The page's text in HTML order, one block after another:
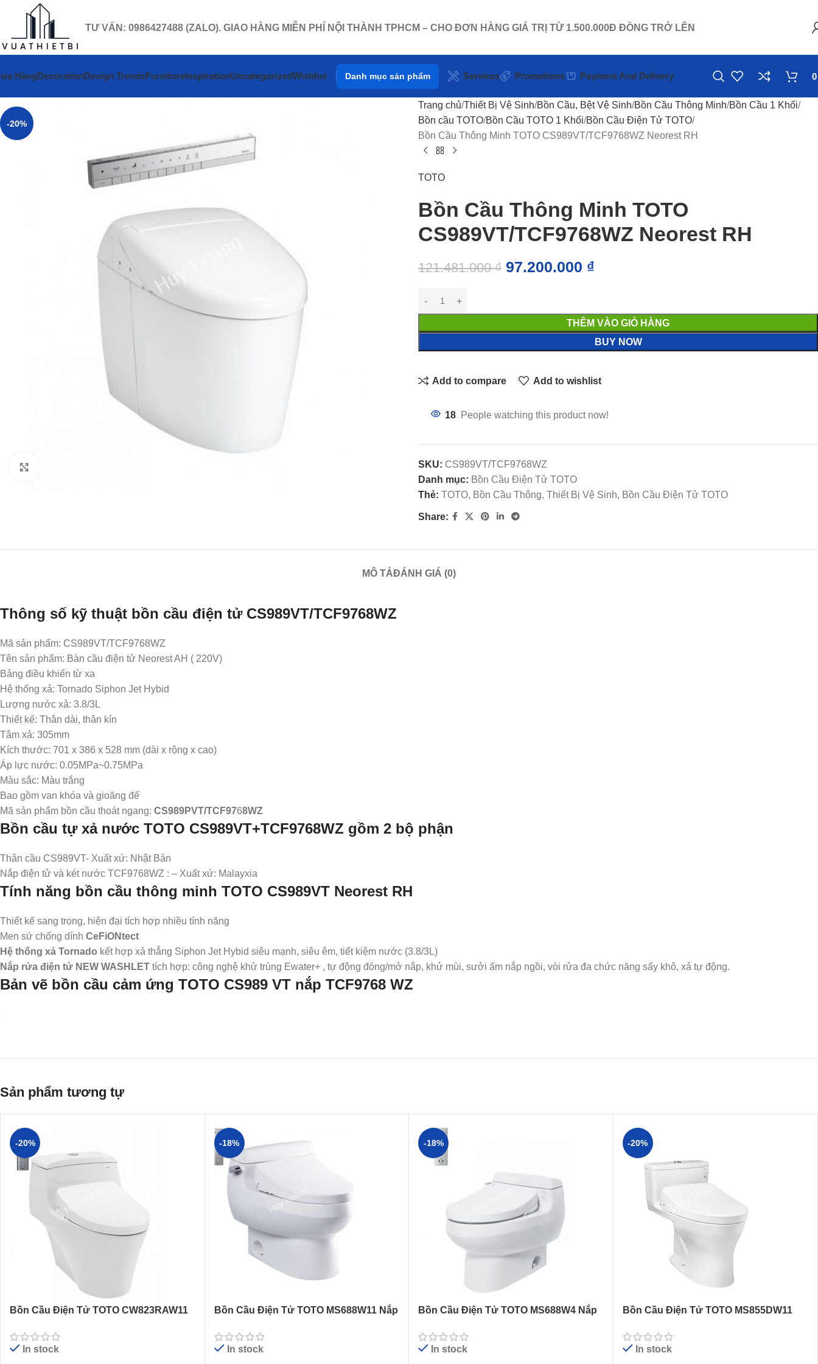
TƯ VẤN: 0986427488 (ZALO). GIAO HÀNG MIỄN PHÍ NỘI THÀNH TPHCM – CHO ĐƠN HÀNG GIÁ TRỊ TỪ 1.500.000Đ ĐỒNG TRỞ LÊN
HàngDecorationDesign TrendsFurnitureInspirationUncategorizedWishlist Danh mục sản phẩm Services Promotions Payment And Delivery
-20%
Trang chủ Thiết Bị Vệ Sinh Bồn Cầu, Bệt Vệ Sinh Bồn Cầu Thông Minh Bồn Cầu 1 Khối
Bồn cầu TOTO Bồn Cầu TOTO 1 Khối Bồn Cầu Điện Tử TOTO
Bồn Cầu Thông Minh TOTO CS989VT/TCF9768WZ Neorest RH
TOTO
Bồn Cầu Thông Minh TOTO
CS989VT/TCF9768WZ Neorest RH
121.481.000₫ 97.200.000 ₫
THÊM VÀO GIỎ HÀNG
BUY NOW
Add to compare Add to wishlist
18 People watching this product now!
SKU: CS989VT/TCF9768WZ
Danh mục: Bồn Cầu Điện Tử TOTO
Thẻ: TOTO, Bồn Cầu Thông, Thiết Bị Vệ Sinh, Bồn Cầu Điện Tử TOTO
Share:
MÔ TẢĐÁNH GIÁ (0)
Thông số kỹ thuật bồn cầu điện tử CS989VT/TCF9768WZ
Mã sản phẩm: CS989VT/TCF9768WZ
Tên sản phẩm: Bàn cầu điện tử Neorest AH ( 220V)
Bảng điều khiển từ xa
Hệ thống xả: Tornado Siphon Jet Hybid
Lượng nước xả: 3.8/3L
Thiết kế: Thân dài, thân kín
Tâm xả: 305mm
Kích thước: 701 x 386 x 528 mm (dài x rộng x cao)
Áp lực nước: 0.05MPa~0.75MPa
Màu sắc: Màu trắng
Bao gồm van khóa và gioăng đế
Mã sản phẩm bồn cầu thoát ngang: CS989PVT/TCF9768WZ
Bồn cầu tự xả nước TOTO CS989VT+TCF9768WZ gồm 2 bộ phận
Thân cầu CS989VT- Xuất xứ: Nhật Bản
Nắp điện tử và két nước TCF9768WZ : – Xuất xứ: Malayxia
Tính năng bồn cầu thông minh TOTO CS989VT Neorest RH
Thiết kế sang trọng, hiện đại tích hợp nhiều tính năng
Men sứ chống dính CeFiONtect
Hệ thống xả Tornado kết hợp xả thẳng Siphon Jet Hybid siêu mạnh, siêu êm, tiết kiệm nước (3.8/3L)
Nắp rửa điện tử NEW WASHLET tích hợp: công nghệ khử trùng Ewater+ , tự động đóng/mở nắp, khử mùi, sưởi ấm nắp ngồi, vòi rửa đa chức năng sấy khô, xả tự động.
Bản vẽ bồn cầu cảm ứng TOTO CS989 VT nắp TCF9768 WZ
Sản phẩm tương tự
-20%
Bồn Cầu Điện Tử TOTO CW823RAW11
In stock
-18%
Bồn Cầu Điện Tử TOTO MS688W11 Nắp
In stock
-18%
Bồn Cầu Điện Tử TOTO MS688W4 Nắp
In stock
-20%
Bồn Cầu Điện Tử TOTO MS855DW11
In stock